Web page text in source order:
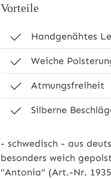
Vorteile
Handgenähtes
Weiche
Atmungsfreiheit
Silberne
- schwedisch - aus
besonders weich
"Antonia" (Art.-Nr.